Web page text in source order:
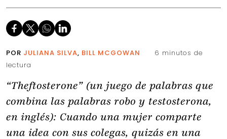
POR JULIANA SILVA, BILL MCGOWAN
6 minutos de
lectura
“Theftosterone” (un juego de palabras que
combina las palabras robo y testosterona,
en inglés): Cuando una mujer comparte
una idea con sus colegas, quizás en una